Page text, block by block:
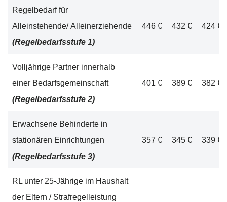
Regelbedarf für
Alleinstehende/ Alleinerziehende
(Regelbedarfsstufe 1)
446 € 432 € 424 €
Volljährige Partner innerhalb
einer Bedarfsgemeinschaft
(Regelbedarfsstufe 2)
401 € 389 € 382 €
Erwachsene Behinderte in
stationären Einrichtungen
(Regelbedarfsstufe 3)
357 € 345 € 339 €
RL unter 25-Jährige im Haushalt
der Eltern / Strafregelleistung